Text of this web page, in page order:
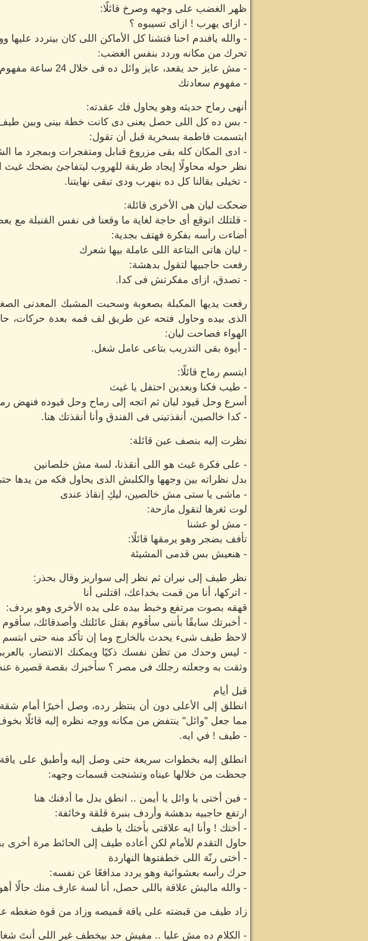
ظهر الغضب على وجهه وصرخ قائلًا:
- ازاى يهرب ! ازاى تسيبوه ؟
- والله يافندم احنا فتشنا كل الأماكن اللى كان بيتردد
تحرك من مكانه وردد بنفس الغضب:
- مش عايز حد يقعد، عايز وائل ده فى خلال 24 ساعة مفهوم !
- مفهوم سعادتك
أنهى رماح حديثه وهو يحاول فك عقدته:
- بس ده كل اللى حصل يعنى دى كانت خطة بينى وبين طيف
ابتسمت فاطمة بسخرية قبل أن تقول:
- ادى المكان كله بقى مزروع قنابل ومتفجرات وبمجرد ما
نظر حوله محاولًا إيجاد طريقة للهروب ليتفاجئ بضحك غيث
- تخيلى بقالنا كل ده بنهرب ودى تبقى نهايتنا.
ضحكت ليان هى الأخرى قائلة:
- قلتلك اتوقع أى حاجة لغاية ما وقعنا فى نفس القنبلة مع
أضاءت رأسه بفكرة فهتف بجدية:
- ليان هاتى البتاعة اللى عاملة بيها شعرك
رفعت حاجبيها لتقول بدهشة:
- تصدق، ازاى مفكرتش فى كدا.
رفعت يديها المكبلة بصعوبة وسحبت المشبك المعدنى
الذى بيده وحاول فتحه عن طريق لف فمه بعدة حركات،
الهواء فصاحت ليان:
- أيوة بقى التدريب بتاعى عامل شغل.
ابتسم رماح قائلًا:
- طيب فكنا وبعدين احتفل يا غيث
أسرع وحل قيود ليان ثم اتجه إلى رماح وحل قيوده فنهض
- كدا خالصين، أنقذتينى فى الفندق وأنا أنقذتك هنا.
نظرت إليه بنصف عين قائلة:
- على فكرة غيث هو اللى أنقذنا، لسة مش خلصانين
بدل نظراته بين وجهها والكلبش الذى يحاول فكه من يدها
- ماشى يا ستى مش خالصين، ليكِ إنقاذ عندى
لوت ثغرها لتقول مازحة:
- مش لو عشنا
تأفف بضجر وهو يرمقها قائلًا:
- هنعيش بس قدمى المشيئة
نظر طيف إلى نيران ثم نظر إلى سواريز وقال بحذر:
- اتركها، أنا من قمت بخداعك، اقتلنى أنا
قهقه بصوت مرتفع وخبط بيده على يده الأخرى وهو يردف:
- أخبرتك سابقًا بأننى سأقوم بقتل عائلتك وأصدقائك، سأقوم
لاحظ طيف شىء يحدث بالخارج وما إن تأكد منه حتى ابتسم
- ليس وحدك من تظن نفسك ذكيًا ويمكنك الانتصار،
وثقت به وجعلته رجلك فى مصر ؟ سأخبرك بقصة قصيرة
قبل أيام
انطلق إلى الأعلى دون أن ينتظر رده، وصل أخيرًا أمام
مما جعل "وائل" ينتفض من مكانه ووجه نظره إليه قائلًا
- طيف ! في ايه.
انطلق إليه بخطوات سريعة حتى وصل إليه وأطبق على
جحظت من خلالها عيناه وتشنجت قسمات وجهه:
- فين أختى يا وائل يا أيمن .. انطق بدل ما أدفنك هنا
ارتفع حاجبيه بدهشة وأردف بنبرة قلقة وخائفة:
- أختك ! وأنا ايه علاقتى بأختك يا طيف
حاول التقدم للأمام لكن أعاده طيف إلى الحائط مرة
- أختى رنّة اللى خطفتوها النهاردة
حرك رأسه بعشوائية وهو يردد مدافعًا عن نفسه:
- والله ماليش علاقة باللى حصل، أنا لسة عارف منك حالًا
زاد طيف من قبضته على ياقة قميصه وزاد من قوة ضغطه
- الكلام ده مش عليا .. مفيش حد بيخطف غير اللى أنتَ